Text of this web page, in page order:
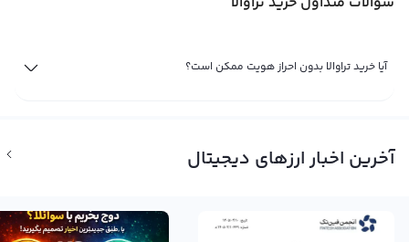
بازار ارزهای دیجیتال جای خود را پیدا کرده است. همانند همه ارزهای دیجیتال دیگر،
آیا خرید تراوالا بدون احراز هویت ممکن است؟
آخرین اخبار ارزهای دیجیتال